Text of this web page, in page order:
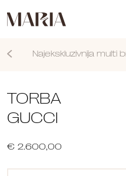
Najekskluzivnija multi
TORBA
GUCCI
€ 2.600,00